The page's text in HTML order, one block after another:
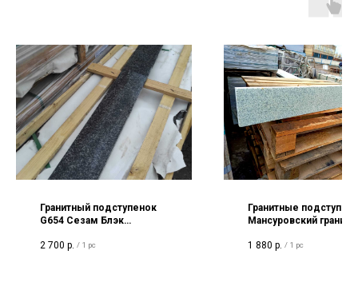
Гранитный подступенок
G654 Сезам Блэк
полированный
2 700 р. / 1 pc
Гранитные подступени
Мансуровский гранит
1 880 р. / 1 pc